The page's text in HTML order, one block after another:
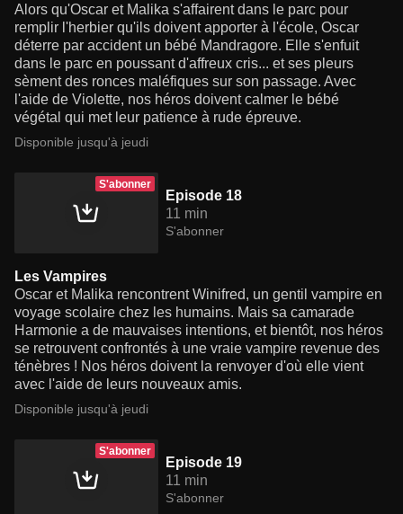
Alors qu'Oscar et Malika s'affairent dans le parc pour
remplir l'herbier qu'ils doivent apporter à l'école, Oscar
déterre par accident un bébé Mandragore. Elle s'enfuit
dans le parc en poussant d'affreux cris... et ses pleurs
sèment des ronces maléfiques sur son passage. Avec
l'aide de Violette, nos héros doivent calmer le bébé
végétal qui met leur patience à rude épreuve.
Disponible jusqu'à jeudi
S'abonner
Episode 18
11 min
S'abonner
Les Vampires
Oscar et Malika rencontrent Winifred, un gentil vampire en
voyage scolaire chez les humains. Mais sa camarade
Harmonie a de mauvaises intentions, et bientôt, nos héros
se retrouvent confrontés à une vraie vampire revenue des
ténèbres ! Nos héros doivent la renvoyer d'où elle vient
avec l'aide de leurs nouveaux amis.
Disponible jusqu'à jeudi
S'abonner
Episode 19
11 min
S'abonner